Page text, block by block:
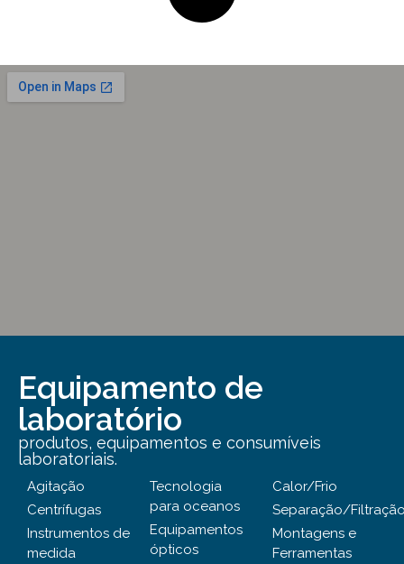
Equipamento de
laboratório
produtos, equipamentos e consumíveis
laboratoriais.
Agitação
Centrífugas
Instrumentos de
medida
Tecnologia
para oceanos
Equipamentos
ópticos
Calor/Frio
Separação/
Montagens e
Ferramentas